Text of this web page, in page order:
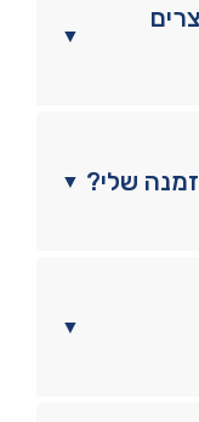
▼
▼ שלי?
▼